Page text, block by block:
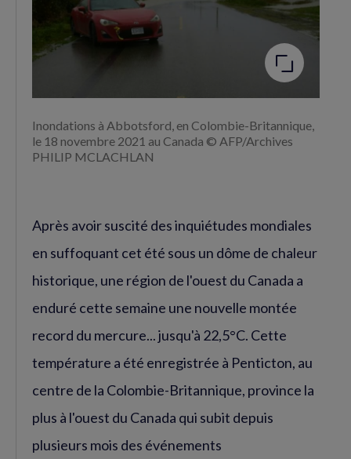
Inondations à Abbotsford, en Colombie-Britannique,
le 18 novembre 2021 au Canada © AFP/Archives
PHILIP MCLACHLAN
Après avoir suscité des inquiétudes mondiales
en suffoquant cet été sous un dôme de chaleur
historique, une région de l'ouest du Canada a
enduré cette semaine une nouvelle montée
record du mercure... jusqu'à 22,5°C. Cette
température a été enregistrée à Penticton, au
centre de la Colombie-Britannique, province la
plus à l'ouest du Canada qui subit depuis
plusieurs mois des événements